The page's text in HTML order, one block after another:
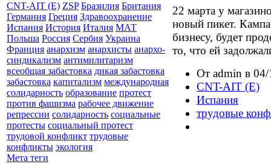
CNT-AIT (E) ZSP Бразилия Британия
Германия Греция Здравоохранение
Испания История Италия МАТ
Польша Россия Сербия Украина
Франция анархизм анархисты анархо-
синдикализм антимилитаризм
всеобщая забастовка дикая забастовка
забастовка капитализм международная
солидарность образование протест
против фашизма рабочее движение
репрессии солидарность социальные
протесты социальный протест
трудовой конфликт трудовые
конфликты экология
Мета теги
22 марта у
новый пикет.
бизнесу, будет
то, что ей
От admin в
CNT-AIT (E)
Испания
трудовые